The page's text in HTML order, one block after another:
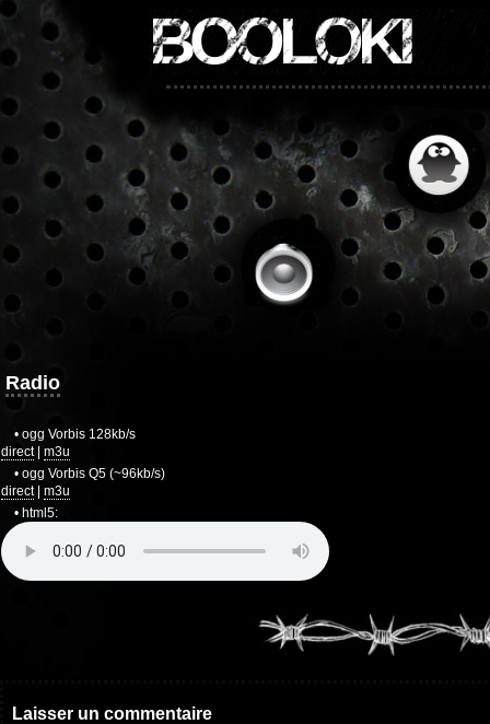
BOOLOKI
Radio
• ogg Vorbis 128kb/s
direct| m3u
• ogg Vorbis Q5 (~96kb/s)
direct| m3u
• html5:
Laisser un commentaire